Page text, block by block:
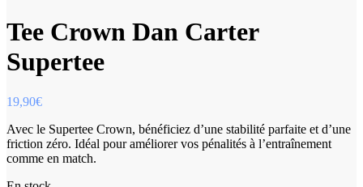
Tee Crown Dan Carter
Supertee
19,90€
Avec le Supertee Crown, bénéficiez d’une stabilité parfaite et d’une
friction zéro. Idéal pour améliorer vos pénalités à l’entraînement
comme en match.